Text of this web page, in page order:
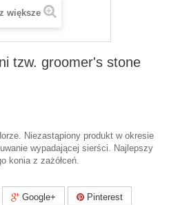
większe
tzw. groomer's stone
Niezastąpiony produkt w okresie
wypadającej sierści. Najlepszy
konia z zażółceń.
Google+ Pinterest